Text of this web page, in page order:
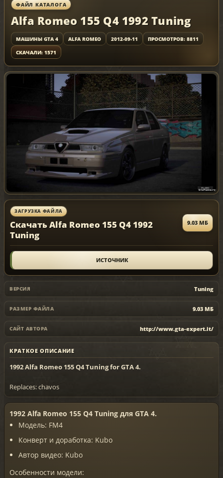
ФАЙЛ КАТАЛОГА
Alfa Romeo 155 Q4 1992 Tuning
МАШИНЫ GTA 4 ALFA ROMEO 2012-09-11
ПРОСМОТРОВ: 8811
СКАЧАЛИ: 1571
ЗАГРУЗКА ФАЙЛА
Скачать Alfa Romeo 155 Q4 1992
Tuning
9.03 МБ
ИСТОЧНИК
ВЕРСИЯ Tuning
РАЗМЕР ФАЙЛА 9.03 МБ
САЙТ АВТОРА http://www.gta-expert.it/
КРАТКОЕ ОПИСАНИЕ
1992 Alfa Romeo 155 Q4 Tuning for GTA 4.
Replaces: chavos
1992 Alfa Romeo 155 Q4 Tuning для GTA 4.
Модель: FM4
Конверт и доработка: Kubo
Автор видео: Kubo
Особенности модели: